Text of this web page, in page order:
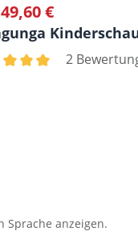
Preis:
€
2
Sprache anzeigen.